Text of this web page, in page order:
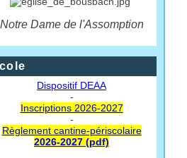
Notre Dame de l'Assomption
Dispositif DEAA
-
Inscriptions 2026-2027
-
Règlement cantine-périscolaire
2026-2027 (pdf)